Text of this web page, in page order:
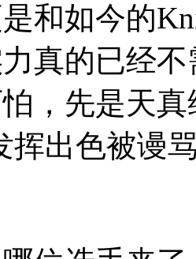
和如今的
真的已经
，先是天
挥出色被谩